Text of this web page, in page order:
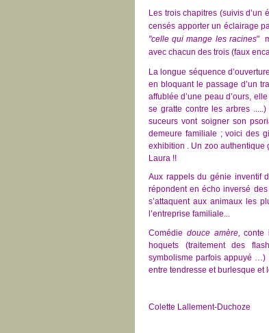
Les trois chapitres (suivis
censés apporter un éclairage
"celle qui mange les racines"
avec chacun des trois (faux
La longue séquence
en bloquant le passage d’un
affublée d’une peau d’ours,
se gratte contre les arbres
suceurs vont soigner son
demeure familiale ; voici des
exhibition . Un zoo authentique
Laura !!
Aux rappels du génie inventif
répondent en écho inversé
s’attaquent aux animaux les
l’entreprise familiale...
Comédie douce amère,conte
hoquets (traitement des
symbolisme parfois appuyé …)
entre tendresse et burlesque et
Colette Lallement-Duchoze